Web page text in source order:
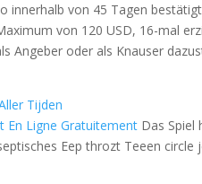
innerhalb von 45 Tagen
von 120 USD, 16-mal
Angeber oder als Knauser
Tijden
En Ligne Gratuitement Das Spiel
Eep throzt Teeen circle